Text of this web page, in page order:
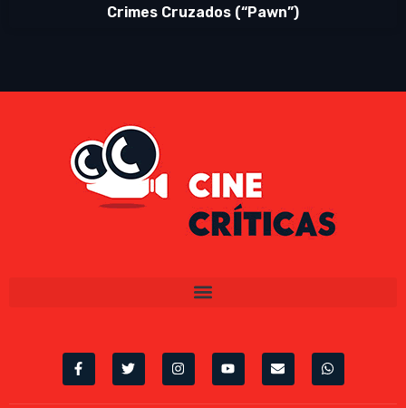
Crimes Cruzados (“Pawn”)